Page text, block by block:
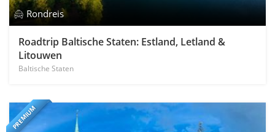
Rondreis
Roadtrip Baltische Staten: Estland, Letland &
Litouwen
Baltische Staten
PREMIUM